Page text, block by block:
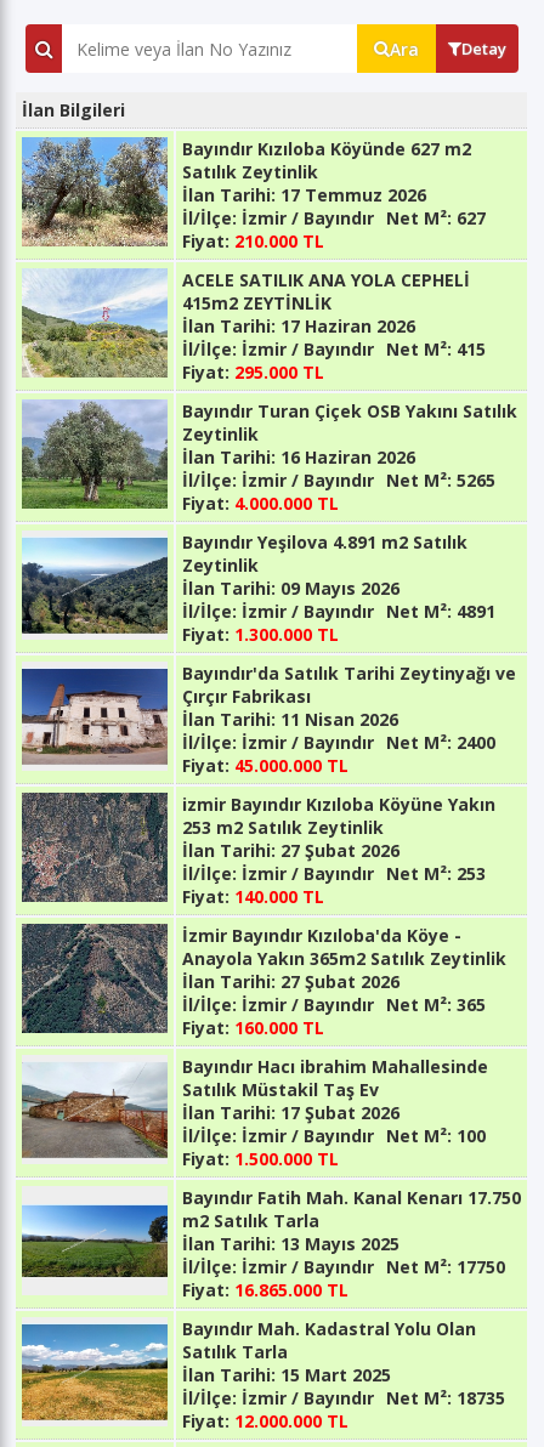
Ara Detay
İlan Bilgileri
Bayındır Kızıloba Köyünde 627 m2
Satılık Zeytinlik
İlan Tarihi: 17 Temmuz 2026
İl/İlçe: İzmir / Bayındır Net M²: 627
Fiyat: 210.000 TL
ACELE SATILIK ANA YOLA CEPHELİ
415m2 ZEYTİNLİK
İlan Tarihi: 17 Haziran 2026
İl/İlçe: İzmir / Bayındır Net M²: 415
Fiyat: 295.000 TL
Bayındır Turan Çiçek OSB Yakını Satılık
Zeytinlik
İlan Tarihi: 16 Haziran 2026
İl/İlçe: İzmir / Bayındır Net M²: 5265
Fiyat: 4.000.000 TL
Bayındır Yeşilova 4.891 m2 Satılık
Zeytinlik
İlan Tarihi: 09 Mayıs 2026
İl/İlçe: İzmir / Bayındır Net M²: 4891
Fiyat: 1.300.000 TL
Bayındır'da Satılık Tarihi Zeytinyağı ve
Çırçır Fabrikası
İlan Tarihi: 11 Nisan 2026
İl/İlçe: İzmir / Bayındır Net M²: 2400
Fiyat: 45.000.000 TL
izmir Bayındır Kızıloba Köyüne Yakın
253 m2 Satılık Zeytinlik
İlan Tarihi: 27 Şubat 2026
İl/İlçe: İzmir / Bayındır Net M²: 253
Fiyat: 140.000 TL
İzmir Bayındır Kızıloba'da Köye -
Anayola Yakın 365m2 Satılık Zeytinlik
İlan Tarihi: 27 Şubat 2026
İl/İlçe: İzmir / Bayındır Net M²: 365
Fiyat: 160.000 TL
Bayındır Hacı ibrahim Mahallesinde
Satılık Müstakil Taş Ev
İlan Tarihi: 17 Şubat 2026
İl/İlçe: İzmir / Bayındır Net M²: 100
Fiyat: 1.500.000 TL
Bayındır Fatih Mah. Kanal Kenarı 17.750
m2 Satılık Tarla
İlan Tarihi: 13 Mayıs 2025
İl/İlçe: İzmir / Bayındır Net M²: 17750
Fiyat: 16.865.000 TL
Bayındır Mah. Kadastral Yolu Olan
Satılık Tarla
İlan Tarihi: 15 Mart 2025
İl/İlçe: İzmir / Bayındır Net M²: 18735
Fiyat: 12.000.000 TL